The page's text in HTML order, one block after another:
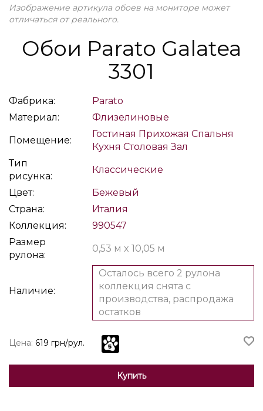
Изображение артикула обоев на мониторе может
отличаться от реального.
Обои Parato Galatea
3301
Фабрика:
Parato
Материал:
Флизелиновые
Помещение:
Гостиная Прихожая Спальня
Кухня Столовая Зал
Тип
рисунка:
Классические
Цвет:
Бежевый
Страна:
Италия
Коллекция:
990547
Размер
рулона:
0,53 м x 10,05 м
Наличие:
Осталось всего 2 рулона
коллекция снята с
производства, распродажа
остатков
Цена: 619 грн/рул.
Купить